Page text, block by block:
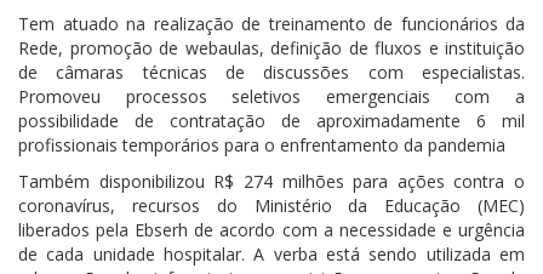
Tem atuado na realização de treinamento de funcionários da
Rede, promoção de webaulas, definição de fluxos e instituição
de câmaras técnicas de discussões com especialistas.
Promoveu processos seletivos emergenciais com a
possibilidade de contratação de aproximadamente 6 mil
profissionais temporários para o enfrentamento da pandemia
Também disponibilizou R$ 274 milhões para ações contra o
coronavírus, recursos do Ministério da Educação (MEC)
liberados pela Ebserh de acordo com a necessidade e urgência
de cada unidade hospitalar. A verba está sendo utilizada em